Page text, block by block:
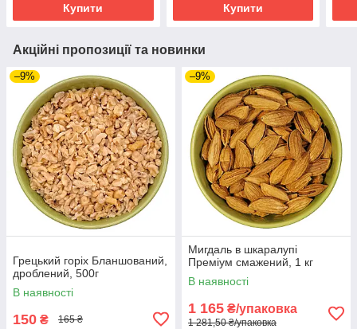
Купити Купити
Акційні пропозиції та новинки
–9%
Грецький горіх Бланшований,
дроблений, 500г
В наявності
150 ₴ 165 ₴
–9%
Мигдаль в шкаралупі
Преміум смажений, 1 кг
В наявності
1 165 ₴/упаковка
1 281,50 ₴/упаковка